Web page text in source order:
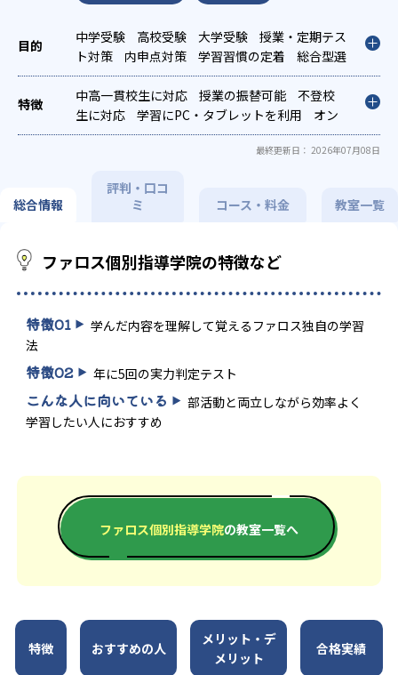
中学受験 高校受験 大学受験
授業・定期テス
ト対策
内申点対策 学習習慣の定着
総合型選
抜(旧AO)対策
推薦入試対策
学校別特化対策
国公立大対策
私大対策 共通テスト対策
英検
(英語検定)対策
数学特化対策
英語・英会話特
化対策
その他科目別特化対策
中高一貫校生に対応 授業の振替可能
不登校
生に対応
学習にPC・タブレットを利用
オン
ライン対応
1科目から受講可能
季節講習のみ
最終更新日： 2026年07月08日
総合情報
評判・口コ
ミ
コース・料金 教室一覧
ファロス個別指導学院の特徴など
特徴01
学んだ内容を理解して覚えるファロス独自の学習
法
特徴02 年に5回の実力判定テスト
こんな人に向いている
部活動と両立しながら効率よく
学習したい人におすすめ
ファロス個別指導学院の教室一覧へ
特徴 おすすめの人
メリット・デ
メリット
合格実績